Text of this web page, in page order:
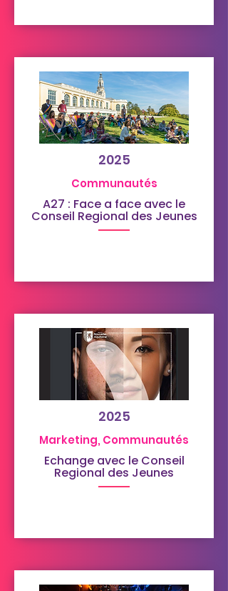
2025
Communautés
A27 : Face a face avec le
Conseil Regional des Jeunes
2025
Marketing, Communautés
Echange avec le Conseil
Regional des Jeunes